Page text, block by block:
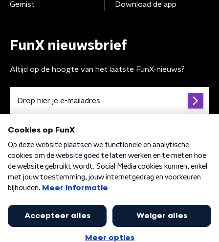
Gemist
Download de app
FunX nieuwsbrief
Altijd op de hoogte van het laatste FunX-nieuws?
Algemene voorwaarden Privacybeleid